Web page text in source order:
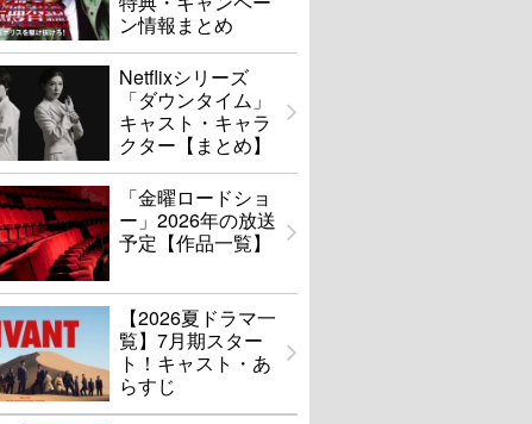
ン情報まとめ
Netflixシリーズ
「ダウンタイム」
キャスト・キャラ
クター【まとめ】
「金曜ロードショ
ー」2026年の放送
予定【作品一覧】
【2026夏ドラマ一
覧】7月期スター
ト！キャスト・あ
らすじ